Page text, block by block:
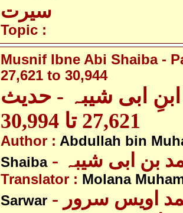
سیرت
Topic :
Musnif Ibne Abi Shaiba -
27,621 to 30,944
ابی شیبہ - حدیث
27,621 تا 30,994
Author : Abdullah bin
Shaiba
بن ابی شیبہ
Translator : Molana
Sarwar
اویس سرور